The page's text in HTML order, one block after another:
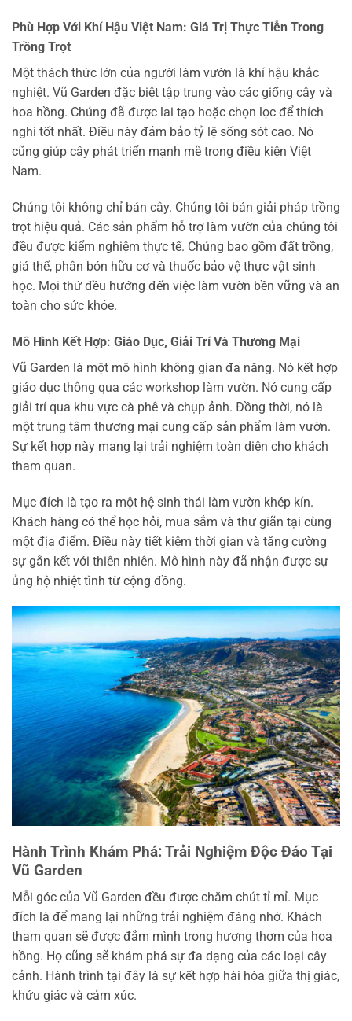
Phù Hợp Với Khí Hậu Việt Nam: Giá Trị Thực Tiễn Trong
Trồng Trọt
Một thách thức lớn của người làm vườn là khí hậu khắc
nghiệt. Vũ Garden đặc biệt tập trung vào các giống cây và
hoa hồng. Chúng đã được lai tạo hoặc chọn lọc để thích
nghi tốt nhất. Điều này đảm bảo tỷ lệ sống sót cao. Nó
cũng giúp cây phát triển mạnh mẽ trong điều kiện Việt
Nam.
Chúng tôi không chỉ bán cây. Chúng tôi bán giải pháp trồng
trọt hiệu quả. Các sản phẩm hỗ trợ làm vườn của chúng tôi
đều được kiểm nghiệm thực tế. Chúng bao gồm đất trồng,
giá thể, phân bón hữu cơ và thuốc bảo vệ thực vật sinh
học. Mọi thứ đều hướng đến việc làm vườn bền vững và an
toàn cho sức khỏe.
Mô Hình Kết Hợp: Giáo Dục, Giải Trí Và Thương Mại
Vũ Garden là một mô hình không gian đa năng. Nó kết hợp
giáo dục thông qua các workshop làm vườn. Nó cung cấp
giải trí qua khu vực cà phê và chụp ảnh. Đồng thời, nó là
một trung tâm thương mại cung cấp sản phẩm làm vườn.
Sự kết hợp này mang lại trải nghiệm toàn diện cho khách
tham quan.
Mục đích là tạo ra một hệ sinh thái làm vườn khép kín.
Khách hàng có thể học hỏi, mua sắm và thư giãn tại cùng
một địa điểm. Điều này tiết kiệm thời gian và tăng cường
sự gắn kết với thiên nhiên. Mô hình này đã nhận được sự
ủng hộ nhiệt tình từ cộng đồng.
Hành Trình Khám Phá: Trải Nghiệm Độc Đáo Tại
Vũ Garden
Mỗi góc của Vũ Garden đều được chăm chút tỉ mỉ. Mục
đích là để mang lại những trải nghiệm đáng nhớ. Khách
tham quan sẽ được đắm mình trong hương thơm của hoa
hồng. Họ cũng sẽ khám phá sự đa dạng của các loại cây
cảnh. Hành trình tại đây là sự kết hợp hài hòa giữa thị giác,
khứu giác và cảm xúc.